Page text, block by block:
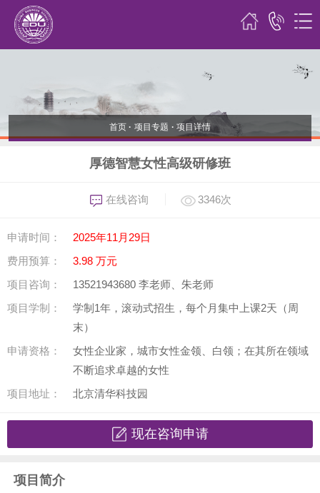
首页 · 项目专题 · 项目详情
厚德智慧女性高级研修班
在线咨询 3346次
申请时间：
2025年11月29日
费用预算：
3.98 万元
项目咨询：
13521943680 李老师、朱老师
项目学制：
学制1年，滚动式招生，每个月集中上课2天（周
末）
申请资格：
女性企业家，城市女性金领、白领；在其所在领域
不断追求卓越的女性
项目地址：
北京清华科技园
现在咨询申请
项目简介